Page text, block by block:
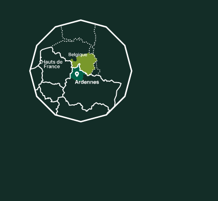
sur Tiktok